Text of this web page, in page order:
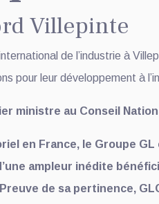
Villepinte
de l’industrie à
pour leur développement à
ministre au Conseil
en France, le Groupe
ampleur inédite
de sa pertinence,